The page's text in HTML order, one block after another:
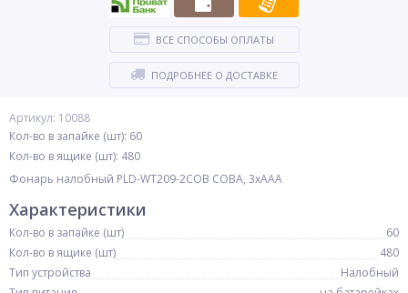
Артикул: 10088
Кол-во в запайке (шт): 60
Кол-во в ящике (шт): 480
Фонарь налобный PLD-WT209-2COB COBA, 3xAAA
ВСЕ СПОСОБЫ ОПЛАТЫ
ПОДРОБНЕЕ О ДОСТАВКЕ
Характеристики
Кол-во в запайке (шт)
60
Кол-во в ящике (шт)
480
Тип устройства
Налобный